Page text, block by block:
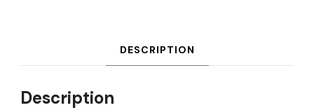
DESCRIPTION
Description